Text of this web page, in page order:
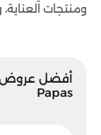
ومنتجات
Papas